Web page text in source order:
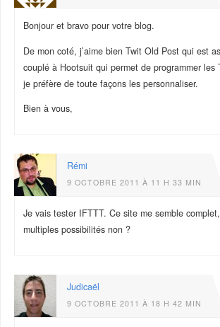
Bonjour et bravo pour votre blog.
De mon coté, j’aime bien Twit Old Post qui est
couplé à Hootsuit qui permet de programmer les
je préfère de toute façons les personnaliser.
Bien à vous,
Rémi
9 OCTOBRE 2011 À 11 H 33 MIN
Je vais tester IFTTT. Ce site me semble
multiples possibilités non ?
Judicaël
9 OCTOBRE 2011 À 18 H 42 MIN